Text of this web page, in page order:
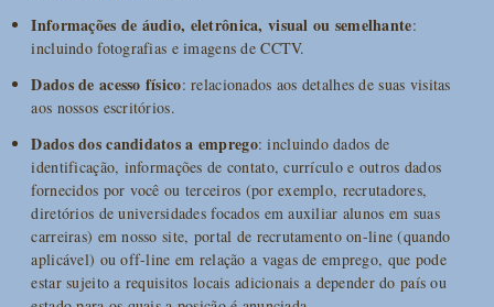
Informações de áudio, eletrônica, visual ou semelhante:
incluindo fotografias e imagens de CCTV.
Dados de acesso físico: relacionados aos detalhes de suas visitas
aos nossos escritórios.
Dados dos candidatos a emprego: incluindo dados de
identificação, informações de contato, currículo e outros dados
fornecidos por você ou terceiros (por exemplo, recrutadores,
diretórios de universidades focados em auxiliar alunos em suas
carreiras) em nosso site, portal de recrutamento on-line (quando
aplicável) ou off-line em relação a vagas de emprego, que pode
estar sujeito a requisitos locais adicionais a depender do país ou